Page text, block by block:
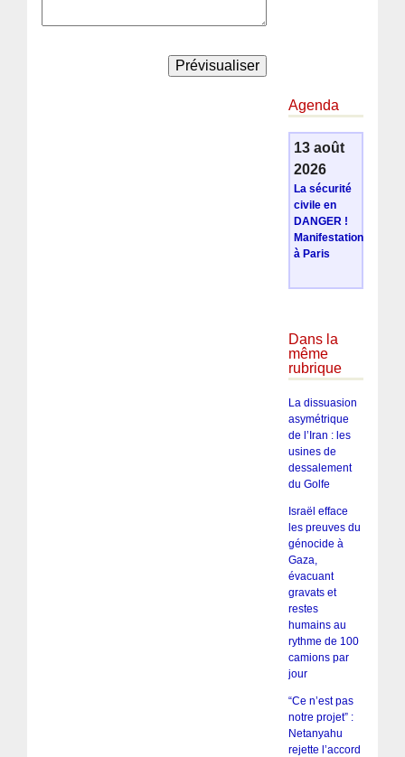
Agenda
13 août
2026
La sécurité
civile en
DANGER !
Manifestation
à Paris
Dans la
même
rubrique
La dissuasion
asymétrique
de l’Iran : les
usines de
dessalement
du Golfe
Israël efface
les preuves du
génocide à
Gaza,
évacuant
gravats et
restes
humains au
rythme de 100
camions par
jour
“Ce n’est pas
notre projet” :
Netanyahu
rejette l’accord